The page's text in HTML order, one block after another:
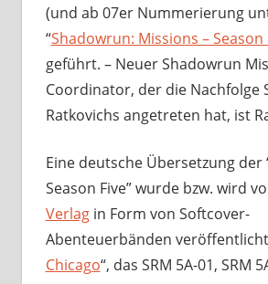
(und ab 07er Nummerierung
“Shadowrun: Missions – Season
geführt. – Neuer Shadowrun
Coordinator, der die Nachfolge
Ratkovichs angetreten hat, ist
Eine deutsche Übersetzung der
Season Five” wurde bzw. wird
Verlagin Form von Softcover-
Abenteuerbänden
Chicago“, das SRM 5A-01, SRM